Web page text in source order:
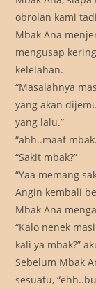
obrolan kami
Mbak Ana
mengusap
kelelahan.
“Masalahnya
yang akan
yang lalu.”
“ahh..maaf
“Sakit mbak?”
“Yaa memang
Angin kembali
Mbak Ana
“Kalo nenek
kali ya mbak?”
Sebelum Mbak
sesuatu,